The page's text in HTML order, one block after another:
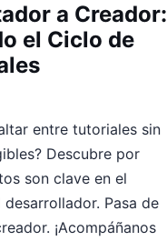
a Creador:
el Ciclo de
entre tutoriales sin
Descubre por
son clave en el
Pasa de
¡Acompáñanos